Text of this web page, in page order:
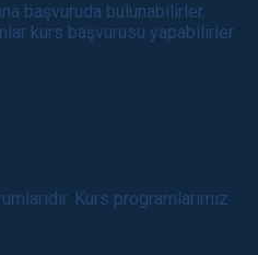
başvuruda bulunabilirler.
kurs başvurusu yapabilirler.
Kurs programlarımız